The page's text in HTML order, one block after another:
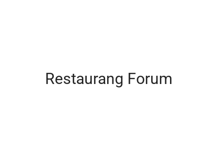
Restaurang Forum